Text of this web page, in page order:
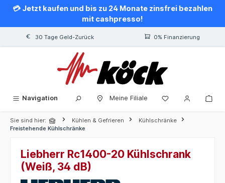
springen
💳 Jetzt kaufen und bis zu 24 Monate zinsfrei bezahlen
mit cashpresso!
30 Tage Geld-Zurück 0% Finanzierung
Navigation Meine Filiale
Sie sind hier: Kühlen & Gefrieren
Kühlschränke
Freistehende Kühlschränke
Liebherr Rc1400-20 Kühlschrank
(Weiß, 34 dB)